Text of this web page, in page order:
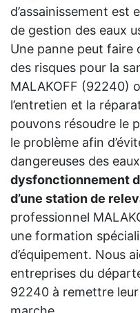
d’assainissement est
de gestion des eaux
Une panne peut faire
des risques pour la
MALAKOFF (92240)
l’entretien et la
pouvons résoudre le
le problème afin
dangereuses des
dysfonctionnement
d’une station de
professionnel
une formation
d’équipement. Nous
entreprises du
92240 à remettre